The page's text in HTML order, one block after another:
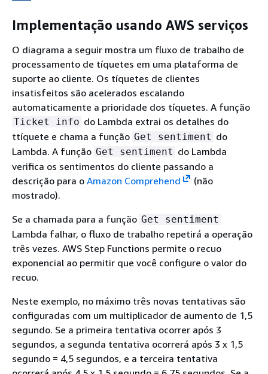
Implementação usando AWS serviços
O diagrama a seguir mostra um fluxo de trabalho de
processamento de tíquetes em uma plataforma de
suporte ao cliente. Os tíquetes de clientes
insatisfeitos são acelerados escalando
automaticamente a prioridade dos tíquetes. A função
Ticket info do Lambda extrai os detalhes do
ttíquete e chama a função Get sentiment do
Lambda. A função Get sentiment do Lambda
verifica os sentimentos do cliente passando a
descrição para o Amazon Comprehend
(não
mostrado).
Se a chamada para a função Get sentiment
Lambda falhar, o fluxo de trabalho repetirá a operação
três vezes. AWS Step Functions permite o recuo
exponencial ao permitir que você configure o valor do
recuo.
Neste exemplo, no máximo três novas tentativas são
configuradas com um multiplicador de aumento de 1,5
segundo. Se a primeira tentativa ocorrer após 3
segundos, a segunda tentativa ocorrerá após 3 x 1,5
segundo = 4,5 segundos, e a terceira tentativa